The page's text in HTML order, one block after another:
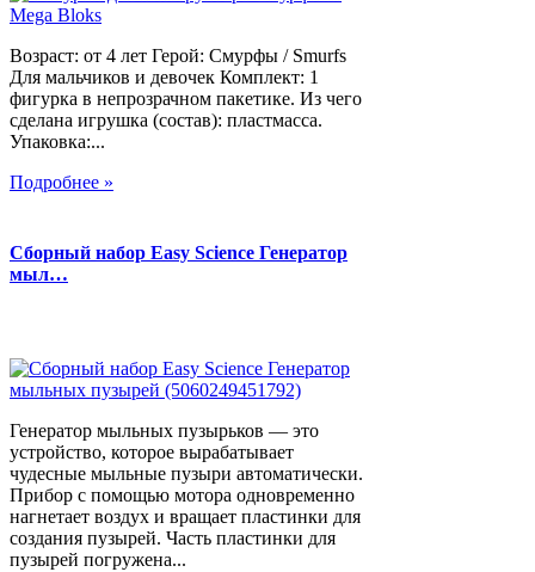
Возраст: от 4 лет Герой: Смурфы / Smurfs
Для мальчиков и девочек Комплект: 1
фигурка в непрозрачном пакетике. Из чего
сделана игрушка (состав): пластмасса.
Упаковка:...
Подробнее »
Сборный набор Easy Science Генератор
мыл…
Генератор мыльных пузырьков — это
устройство, которое вырабатывает
чудесные мыльные пузыри автоматически.
Прибор с помощью мотора одновременно
нагнетает воздух и вращает пластинки для
создания пузырей. Часть пластинки для
пузырей погружена...